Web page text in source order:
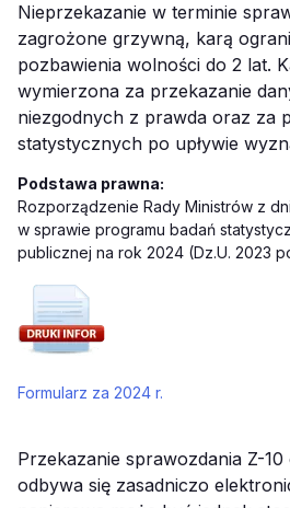
Nieprzekazanie w terminie
zagrożone grzywną, karą
pozbawienia wolności do 2 lat.
wymierzona za przekazanie
niezgodnych z prawda oraz za
statystycznych po upływie
Podstawa prawna:
Rozporządzenie Rady Ministrów z
w sprawie programu badań
publicznej na rok 2024 (Dz.U. 2023
Formularz za 2024 r.
Przekazanie sprawozdania Z-
odbywa się zasadniczo